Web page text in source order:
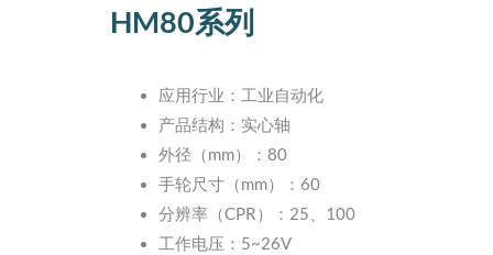
HM80系列
应用行业：工业自动化
产品结构：实心轴
外径（mm）：80
手轮尺寸（mm）：60
分辨率（CPR）：25、100
工作电压：5~26V